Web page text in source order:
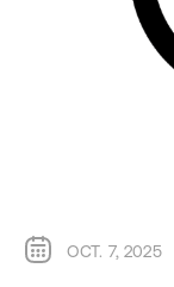
OCT. 7, 2025